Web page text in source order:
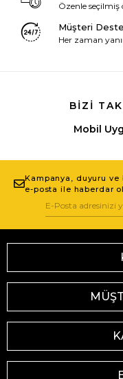
Özenle seçilmiş
Müşteri
Her zaman
BIZI
Mobil
Kampanya, duyuru
e-posta ile haberdar